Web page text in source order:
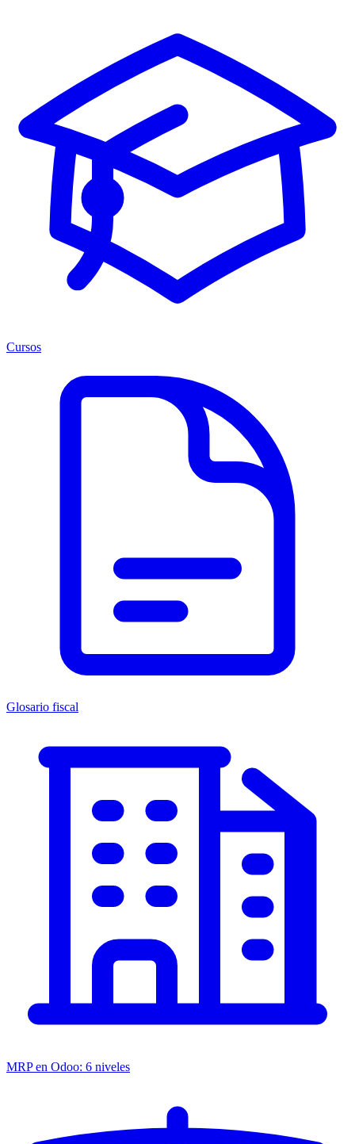
Cursos
Glosario fiscal
MRP en Odoo: 6 niveles